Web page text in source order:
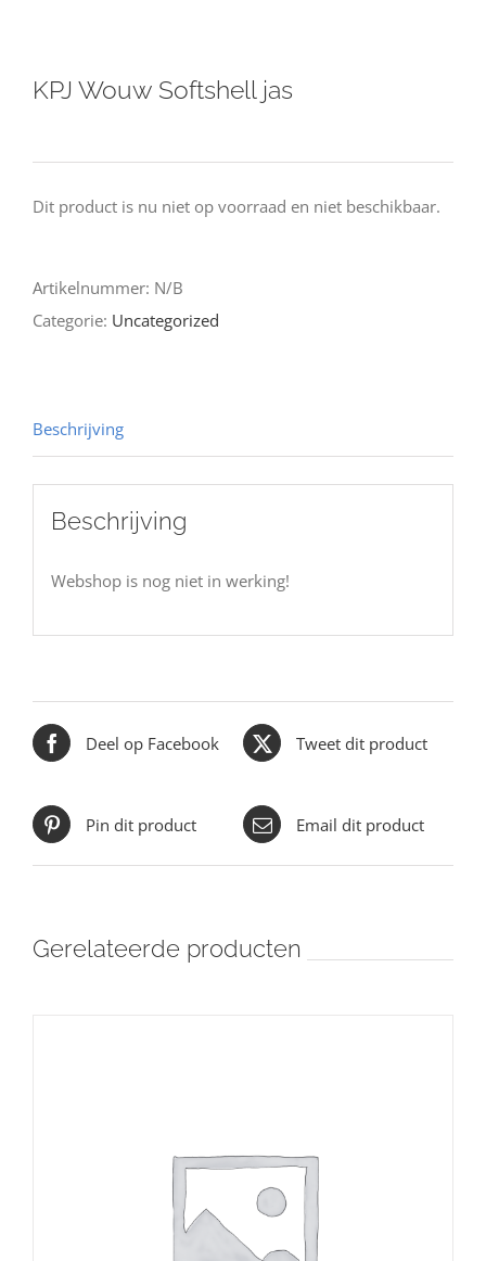
KPJ Wouw Softshell jas
Dit product is nu niet op voorraad en niet beschikbaar.
Artikelnummer: N/B
Categorie: Uncategorized
Beschrijving
Beschrijving
Webshop is nog niet in werking!
Deel op Facebook Tweet dit product
Pin dit product Email dit product
Gerelateerde producten